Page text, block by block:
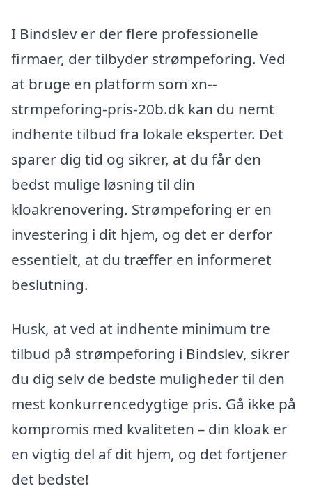
I Bindslev er der flere professionelle
firmaer, der tilbyder strømpeforing. Ved
at bruge en platform som xn--
strmpeforing-pris-20b.dk kan du nemt
indhente tilbud fra lokale eksperter. Det
sparer dig tid og sikrer, at du får den
bedst mulige løsning til din
kloakrenovering. Strømpeforing er en
investering i dit hjem, og det er derfor
essentielt, at du træffer en informeret
beslutning.
Husk, at ved at indhente minimum tre
tilbud på strømpeforing i Bindslev, sikrer
du dig selv de bedste muligheder til den
mest konkurrencedygtige pris. Gå ikke på
kompromis med kvaliteten – din kloak er
en vigtig del af dit hjem, og det fortjener
det bedste!